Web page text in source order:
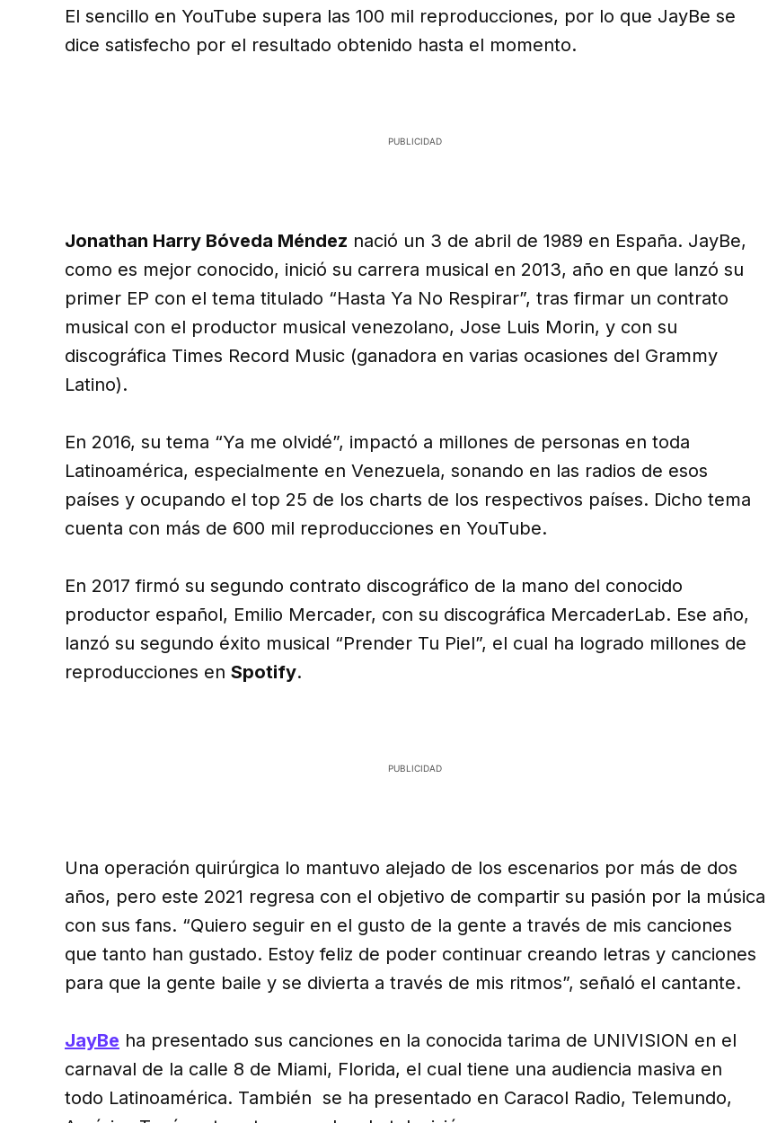
El sencillo en YouTube supera las 100 mil reproducciones, por lo que JayBe se
dice satisfecho por el resultado obtenido hasta el momento.
Jonathan Harry Bóveda Méndez nació un 3 de abril de 1989 en España. JayBe,
como es mejor conocido, inició su carrera musical en 2013, año en que lanzó su
primer EP con el tema titulado “Hasta Ya No Respirar”, tras firmar un contrato
musical con el productor musical venezolano, Jose Luis Morin, y con su
discográfica Times Record Music (ganadora en varias ocasiones del Grammy
Latino).
En 2016, su tema “Ya me olvidé”, impactó a millones de personas en toda
Latinoamérica, especialmente en Venezuela, sonando en las radios de esos
países y ocupando el top 25 de los charts de los respectivos países. Dicho tema
cuenta con más de 600 mil reproducciones en YouTube.
En 2017 firmó su segundo contrato discográfico de la mano del conocido
productor español, Emilio Mercader, con su discográfica MercaderLab. Ese año,
lanzó su segundo éxito musical “Prender Tu Piel”, el cual ha logrado millones de
reproducciones en Spotify.
Una operación quirúrgica lo mantuvo alejado de los escenarios por más de dos
años, pero este 2021 regresa con el objetivo de compartir su pasión por la música
con sus fans. “Quiero seguir en el gusto de la gente a través de mis canciones
que tanto han gustado. Estoy feliz de poder continuar creando letras y canciones
para que la gente baile y se divierta a través de mis ritmos”, señaló el cantante.
JayBe ha presentado sus canciones en la conocida tarima de UNIVISION en el
carnaval de la calle 8 de Miami, Florida, el cual tiene una audiencia masiva en
todo Latinoamérica. También se ha presentado en Caracol Radio, Telemundo,